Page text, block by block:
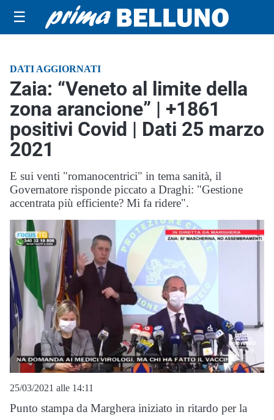
☰
DATI AGGIORNATI
Zaia: “Veneto al limite della
zona arancione” | +1861
positivi Covid | Dati 25 marzo
2021
E sui venti "romanocentrici" in tema sanità, il
Governatore risponde piccato a Draghi: "Gestione
accentrata più efficiente? Mi fa ridere".
25/03/2021 alle 14:11
Punto stampa da Marghera iniziato in ritardo per la